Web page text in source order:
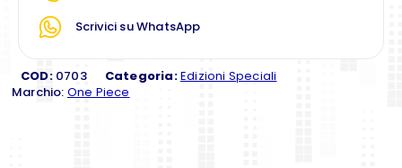
Scrivici su WhatsApp
COD: 0703 Categoria:Edizioni Speciali
Marchio: One Piece